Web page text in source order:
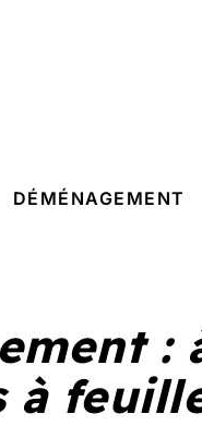
DÉMÉNAGEMENT
:
à